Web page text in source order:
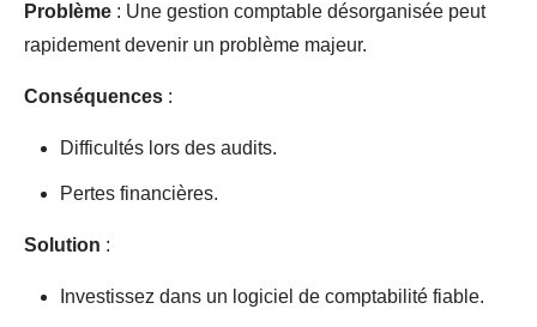
Problème : Une gestion comptable désorganisée peut
rapidement devenir un problème majeur.
Conséquences :
Difficultés lors des audits.
Pertes financières.
Solution :
Investissez dans un logiciel de comptabilité fiable.